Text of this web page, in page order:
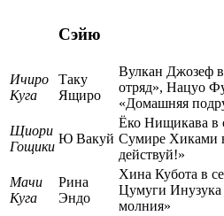
Сэйю
Ичиро
Куга
Таку
Ящиро
Вулкан Джозеф
отряд», Нацуо
«Домашняя
Щиори
Гощики
Ю Вакуй
Ёко Нищикава в
Сумире Хиками
действуй!»
Мачи
Куга
Рина
Эндо
Хина Кубота в
Цумуги Инузука
молния»